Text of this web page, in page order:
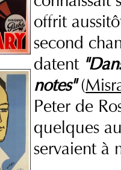
offrit
second
datent
notes"(
Peter de
quelques
servaient à